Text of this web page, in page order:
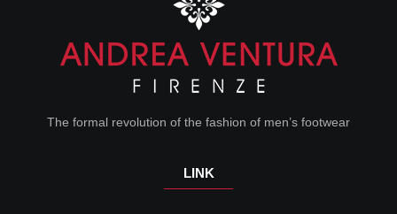
The formal revolution of the fashion of men’s footwear
LINK